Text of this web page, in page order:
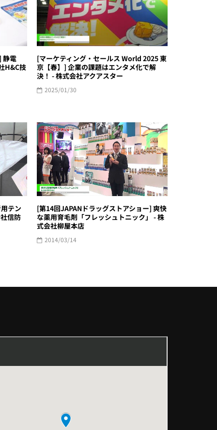
静電
H&C技
[マーケティング・セールス World 2025 東
京【春】] 企業の課題はエンタメ化で解
決！ - 株式会社アクアスター
2025/01/30
テン
信防
[第14回JAPANドラッグストアショー] 爽快
な薬用育毛剤「フレッシュトニック」 - 株
式会社柳屋本店
2014/03/14